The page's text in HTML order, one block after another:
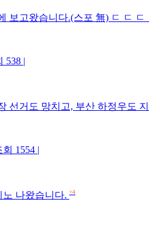
보고왔습니다.(스포 無) ㄷ ㄷ ㄷ
538 |
선거도 망치고, 부산 하정우도
1554 |
나왔습니다. +4